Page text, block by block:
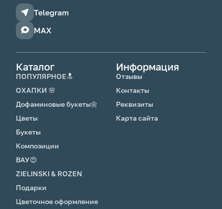
Telegram
MAX
Каталог
ПОПУЛЯРНОЕ🔝
ОХАПКИ 🌸
Дофаминовые букеты🌼
Цветы
Букеты
Композиции
ВАУ😍
ZIELINSKI & ROZEN
Подарки
Цветочное оформление
Информация
Отзывы
Контакты
Реквизиты
Карта сайта